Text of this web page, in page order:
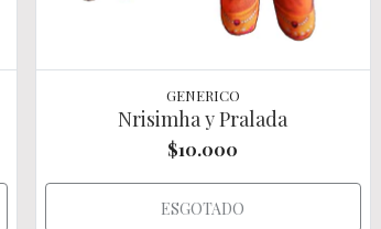
GENERICO
Nrisimha y Pralada
$10.000
ESGOTADO